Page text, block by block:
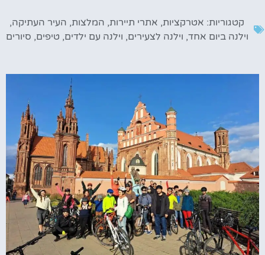
קטגוריות: אטרקציות, אתרי תיירות, המלצות, העיר העתיקה,
וילנה ביום אחד, וילנה לצעירים, וילנה עם ילדים, טיפים, סיורים